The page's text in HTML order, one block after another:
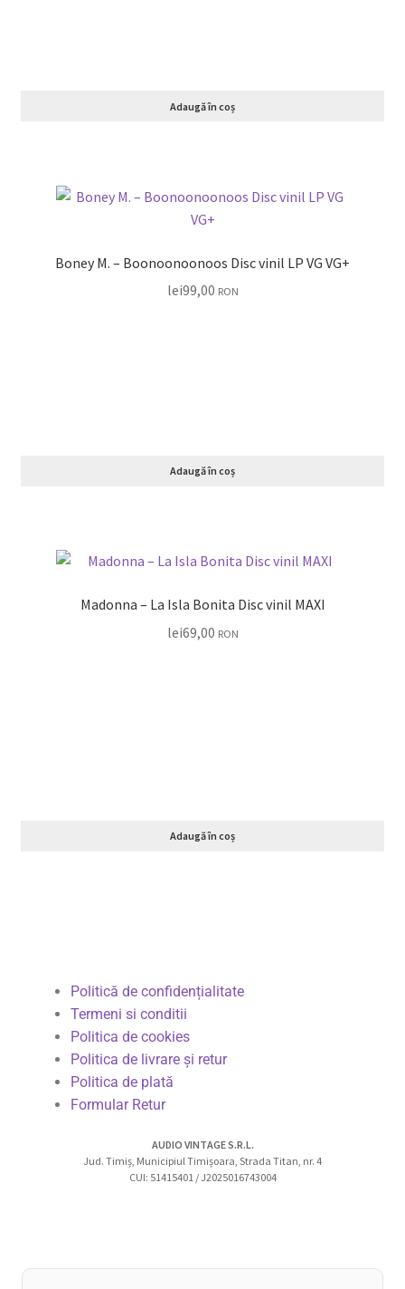
Adaugă în coș
Boney M. – Boonoonoonoos Disc vinil LP VG VG+
lei99,00 RON
Adaugă în coș
Madonna – La Isla Bonita Disc vinil MAXI
lei69,00 RON
Adaugă în coș
Politică de confidențialitate
Termeni si conditii
Politica de cookies
Politica de livrare și retur
Politica de plată
Formular Retur
AUDIO VINTAGE S.R.L.
Jud. Timiș, Municipiul Timișoara, Strada Titan, nr. 4
CUI: 51415401 / J2025016743004